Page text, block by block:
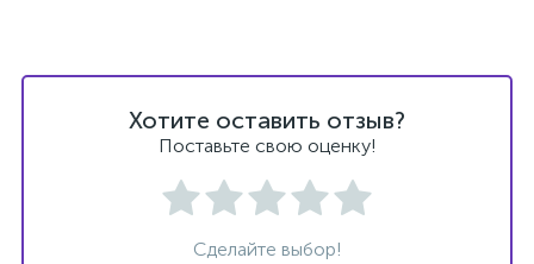
Хотите оставить отзыв?
Поставьте свою оценку!
Сделайте выбор!